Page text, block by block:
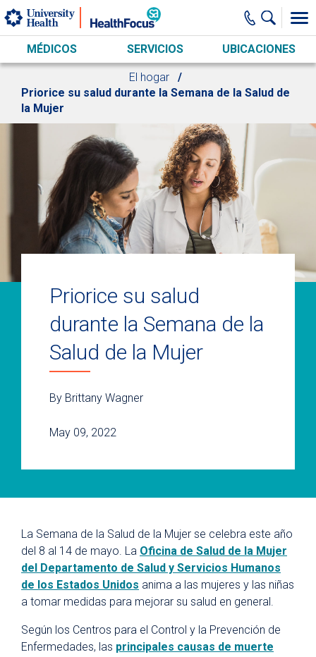
Skip to main content
MÉDICOS SERVICIOS UBICACIONES
El hogar
Priorice su salud durante la Semana de la Salud de
la Mujer
Priorice su salud
durante la Semana de la
Salud de la Mujer
By Brittany Wagner
May 09, 2022
La Semana de la Salud de la Mujer se celebra este año
del 8 al 14 de mayo. La Oficina de Salud de la Mujer
del Departamento de Salud y Servicios Humanos
de los Estados Unidos anima a las mujeres y las niñas
a tomar medidas para mejorar su salud en general.
Según los Centros para el Control y la Prevención de
Enfermedades, las principales causas de muerte